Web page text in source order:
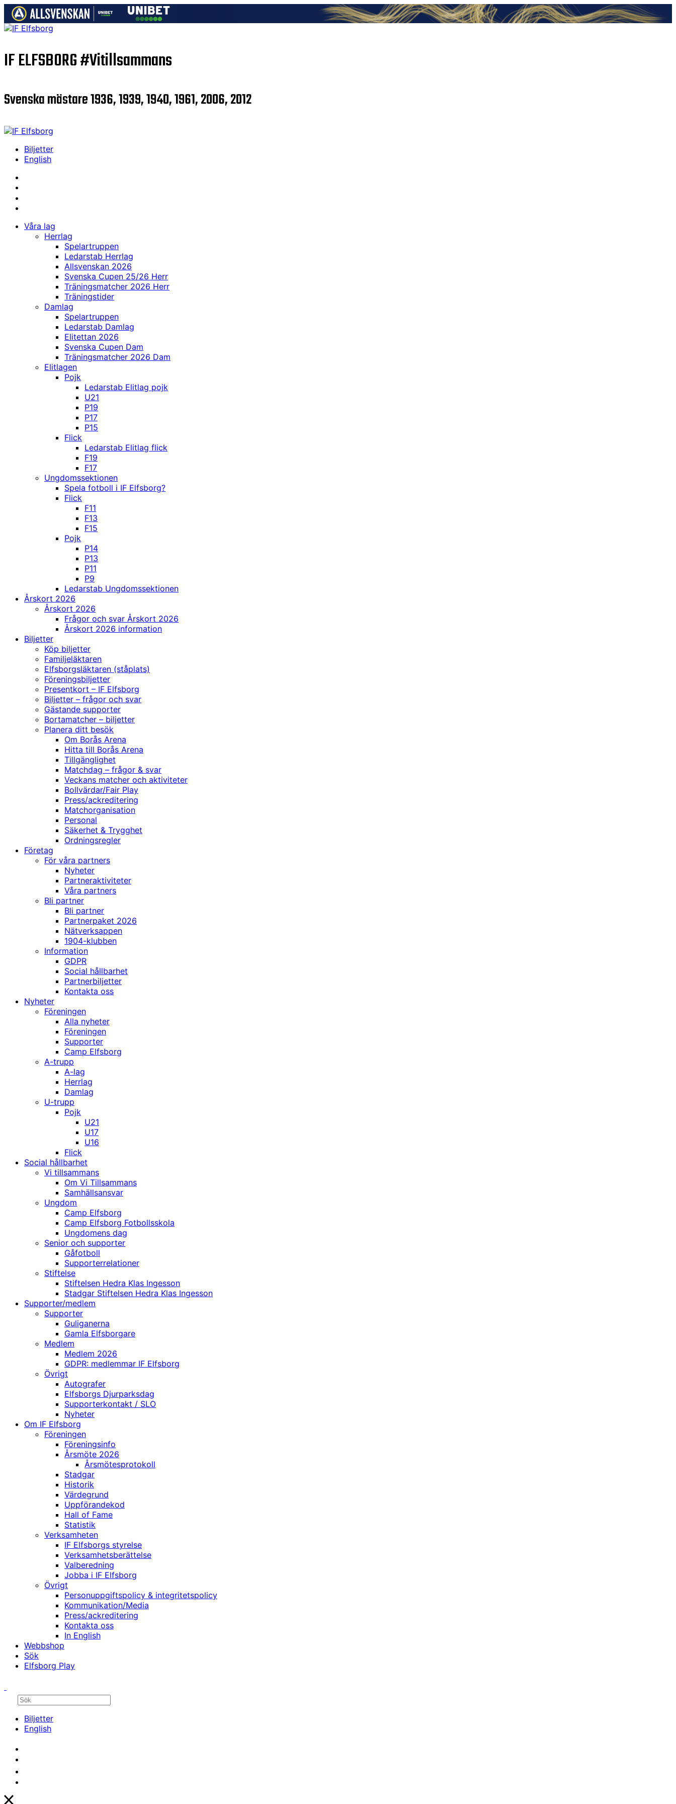
IF ELFSBORG#Vitillsammans
Svenska mästare 1936, 1939, 1940, 1961, 2006, 2012
Biljetter
English
Våra lag
Herrlag
Spelartruppen
Ledarstab Herrlag
Allsvenskan 2026
Svenska Cupen 25/26 Herr
Träningsmatcher 2026 Herr
Träningstider
Damlag
Spelartruppen
Ledarstab Damlag
Elitettan 2026
Svenska Cupen Dam
Träningsmatcher 2026 Dam
Elitlagen
Pojk
Ledarstab Elitlag pojk
U21
P19
P17
P15
Flick
Ledarstab Elitlag flick
F19
F17
Ungdomssektionen
Spela fotboll i IF Elfsborg?
Flick
F11
F13
F15
Pojk
P14
P13
P11
P9
Ledarstab Ungdomssektionen
Årskort 2026
Årskort 2026
Frågor och svar Årskort 2026
Årskort 2026 information
Biljetter
Köp biljetter
Familjeläktaren
Elfsborgsläktaren (ståplats)
Föreningsbiljetter
Presentkort – IF Elfsborg
Biljetter – frågor och svar
Gästande supporter
Bortamatcher – biljetter
Planera ditt besök
Om Borås Arena
Hitta till Borås Arena
Tillgänglighet
Matchdag – frågor & svar
Veckans matcher och aktiviteter
Bollvärdar/Fair Play
Press/ackreditering
Matchorganisation
Personal
Säkerhet & Trygghet
Ordningsregler
Företag
För våra partners
Nyheter
Partneraktiviteter
Våra partners
Bli partner
Bli partner
Partnerpaket 2026
Nätverksappen
1904-klubben
Information
GDPR
Social hållbarhet
Partnerbiljetter
Kontakta oss
Nyheter
Föreningen
Alla nyheter
Föreningen
Supporter
Camp Elfsborg
A-trupp
A-lag
Herrlag
Damlag
U-trupp
Pojk
U21
U17
U16
Flick
Social hållbarhet
Vi tillsammans
Om Vi Tillsammans
Samhällsansvar
Ungdom
Camp Elfsborg
Camp Elfsborg Fotbollsskola
Ungdomens dag
Senior och supporter
Gåfotboll
Supporterrelationer
Stiftelse
Stiftelsen Hedra Klas Ingesson
Stadgar Stiftelsen Hedra Klas Ingesson
Supporter/medlem
Supporter
Guliganerna
Gamla Elfsborgare
Medlem
Medlem 2026
GDPR: medlemmar IF Elfsborg
Övrigt
Autografer
Elfsborgs Djurparksdag
Supporterkontakt / SLO
Nyheter
Om IF Elfsborg
Föreningen
Föreningsinfo
Årsmöte 2026
Årsmötesprotokoll
Stadgar
Historik
Värdegrund
Uppförandekod
Hall of Fame
Statistik
Verksamheten
IF Elfsborgs styrelse
Verksamhetsberättelse
Valberedning
Jobba i IF Elfsborg
Övrigt
Personuppgiftspolicy & integritetspolicy
Kommunikation/Media
Press/ackreditering
Kontakta oss
In English
Webbshop
Sök
Elfsborg Play
Biljetter
English